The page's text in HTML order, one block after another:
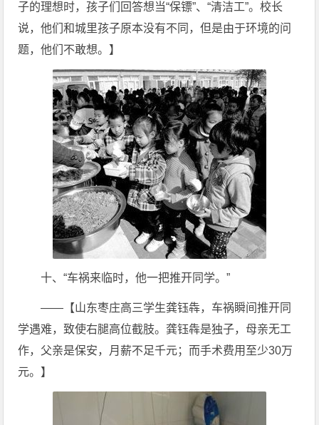
子的理想时，孩子们回答想当“保镖”、“清洁工”。校长
说，他们和城里孩子原本没有不同，但是由于环境的问
题，他们不敢想。】
十、“车祸来临时，他一把推开同学。”
——【山东枣庄高三学生龚钰犇，车祸瞬间推开同
学遇难，致使右腿高位截肢。龚钰犇是独子，母亲无工
作，父亲是保安，月薪不足千元；而手术费用至少30万
元。】